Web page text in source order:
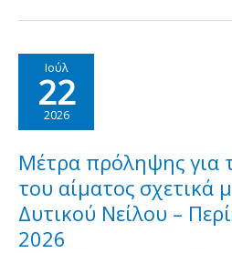
ασφάλεια
του
αίματος
σχετικά
με
τον
του
Ιούλ
22
2026
Μέτρα πρόληψης για
του αίματος σχετικά
Δυτικού Νείλου –
2026